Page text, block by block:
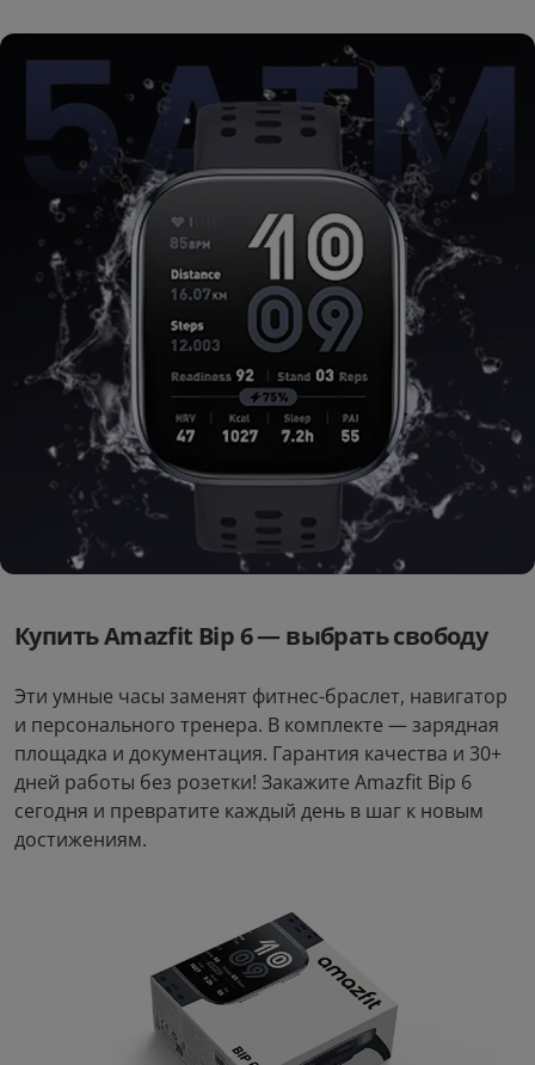
Купить Amazfit Bip 6 — выбрать свободу
Эти умные часы заменят фитнес-браслет, навигатор
и персонального тренера. В комплекте — зарядная
площадка и документация. Гарантия качества и 30+
дней работы без розетки! Закажите Amazfit Bip 6
сегодня и превратите каждый день в шаг к новым
достижениям.